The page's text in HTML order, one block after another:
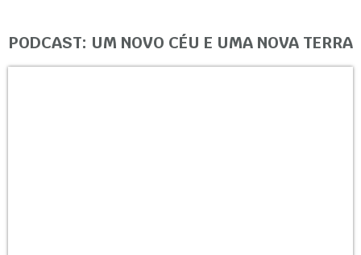
PODCAST: UM NOVO CÉU E UMA NOVA TERRA